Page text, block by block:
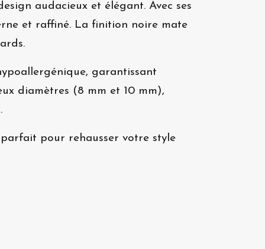
audacieux et élégant. Avec ses
et raffiné. La finition noire mate
garantissant
diamètres (8 mm et 10 mm),
pour rehausser votre style